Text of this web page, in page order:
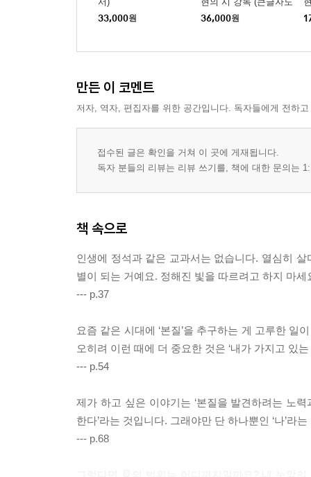
33,000원
서)
36,000원
만든 이 코멘트
저자, 역자, 편집자를 위한 공간입니다. 독자들에게 전하
접수된 글은 확인을 거쳐 이 곳에 게재됩니다.
독자 분들의 리뷰는 리뷰 쓰기를, 책에 대한 문의는
책 속으로
인생에 정석과 같은 교과서는 없습니다. 열심히
별이 되는 거예요. 정해진 빛을 따르려고 하지 마
--- p.37
요즘 같은 시대에 ‘본질’을 추구하는 게 고루한
오히려 이런 때에 더 중요한 것은 ‘내가 가지고 있
--- p.54
제가 하고 싶은 이야기는 ‘본질을 발견하려는 노
한다’라는 것입니다. 그래야만 단 하나뿐인 ‘나’라
--- p.68